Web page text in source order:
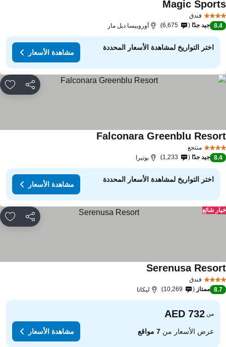
فندق
Magic
8.4 جيد جدًا 6,675 أوروبيسا ديل مار
اختر التواريخ لمشاهدة الأسعار المحددة
مشاهدة الأسعار
مشاركة
منتجع
Falconara Greenblu
8.4 جيد جدًا 1,233 بوتيرا
اختر التواريخ لمشاهدة الأسعار المحددة
مشاهدة الأسعار
مشاركة
شائع
فندق
Serenusa
8.7 ممتاز 10,269 ليكاتا
من
عرض الأسعار من7 مواقع مشاهدة الأسعار